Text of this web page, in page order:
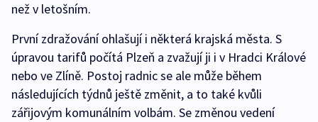
než v letošním.
První zdražování ohlašují i některá krajská města. S
úpravou tarifů počítá Plzeň a zvažují ji i v Hradci Králové
nebo ve Zlíně. Postoj radnic se ale může během
následujících týdnů ještě změnit, a to také kvůli
zářijovým komunálním volbám. Se změnou vedení